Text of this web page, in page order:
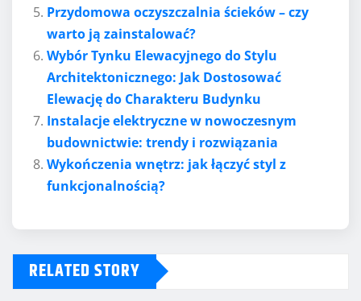
Przydomowa oczyszczalnia ścieków – czy
warto ją zainstalować?
Wybór Tynku Elewacyjnego do Stylu
Architektonicznego: Jak Dostosować
Elewację do Charakteru Budynku
Instalacje elektryczne w nowoczesnym
budownictwie: trendy i rozwiązania
Wykończenia wnętrz: jak łączyć styl z
funkcjonalnością?
RELATED STORY